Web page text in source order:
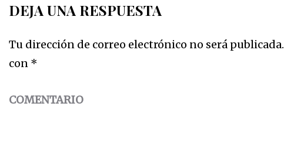
DEJA UNA RESPUESTA
Tu dirección de correo electrónico no será publicada.
con *
COMENTARIO